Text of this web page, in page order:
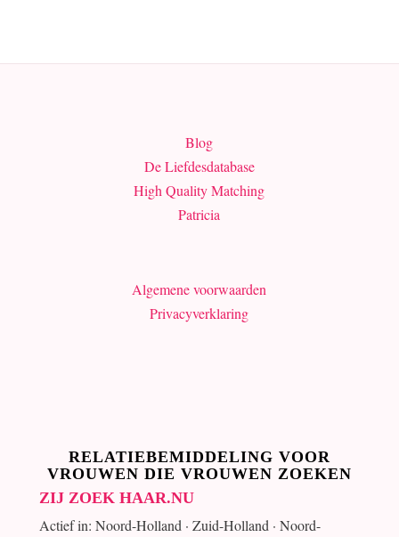
Blog
De Liefdesdatabase
High Quality Matching
Patricia
Algemene voorwaarden
Privacyverklaring
RELATIEBEMIDDELING VOOR
VROUWEN DIE VROUWEN ZOEKEN
ZIJ ZOEK HAAR.NU
Actief in: Noord-Holland · Zuid-Holland · Noord-